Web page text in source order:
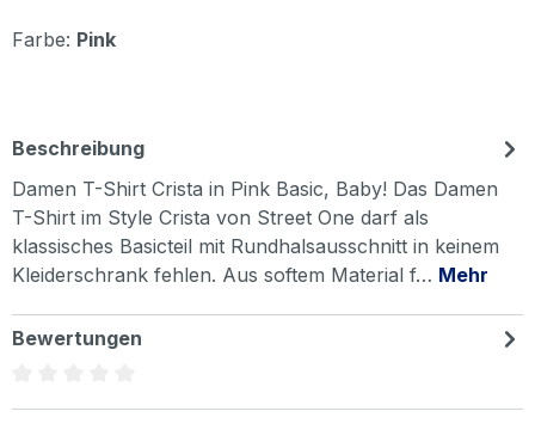
Farbe: Pink
Beschreibung
Damen T-Shirt Crista in Pink Basic, Baby! Das Damen
T-Shirt im Style Crista von Street One darf als
klassisches Basicteil mit Rundhalsausschnitt in keinem
Kleiderschrank fehlen. Aus softem Material f… Mehr
Bewertungen